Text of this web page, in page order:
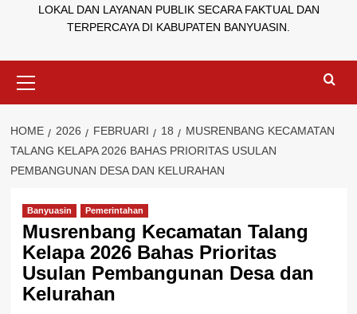
LOKAL DAN LAYANAN PUBLIK SECARA FAKTUAL DAN
TERPERCAYA DI KABUPATEN BANYUASIN.
Menu
HOME 2026 FEBRUARI 18
MUSRENBANG KECAMATAN
TALANG KELAPA 2026 BAHAS PRIORITAS USULAN
PEMBANGUNAN DESA DAN KELURAHAN
Banyuasin Pemerintahan
Musrenbang Kecamatan Talang
Kelapa 2026 Bahas Prioritas
Usulan Pembangunan Desa dan
Kelurahan